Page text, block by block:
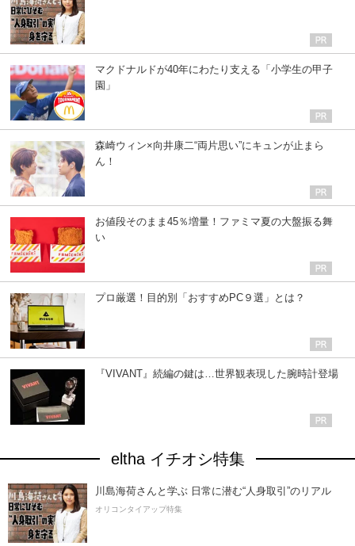
マクドナルドが40年にわたり支える「小学生の甲子
園」
森崎ウィン×向井康二“両片思い”にキュンが止まら
ん！
お値段そのまま45％増量！ファミマ夏の大盤振る舞
い
プロ厳選！目的別「おすすめPC９選」とは？
『VIVANT』続編の鍵は…世界観表現した腕時計登場
eltha イチオシ特集
川島海荷さんと学ぶ 日常に潜む“人身取引”のリアル
オリコンタイアップ特集